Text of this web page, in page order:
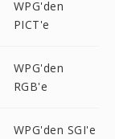
WPG'den
PICT'e
WPG'den
RGB'e
WPG'den SGI'e